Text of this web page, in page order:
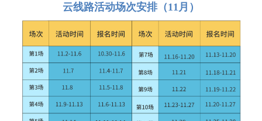
云线路活动场次安排（11月）